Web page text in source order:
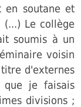
en soutane et
(...) Le collège
soumis à un
voisin
d'externes
je faisais
divisions ;